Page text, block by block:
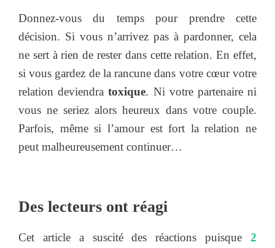
Donnez-vous du temps pour prendre cette
décision. Si vous n’arrivez pas à pardonner, cela
ne sert à rien de rester dans cette relation. En effet,
si vous gardez de la rancune dans votre cœur votre
relation deviendratoxique. Ni votre partenaire ni
vous ne seriez alors heureux dans votre couple.
Parfois, même si l’amour est fort la relation ne
peut malheureusement continuer…
Des lecteurs ont réagi
Cet article a suscité des réactions puisque 2